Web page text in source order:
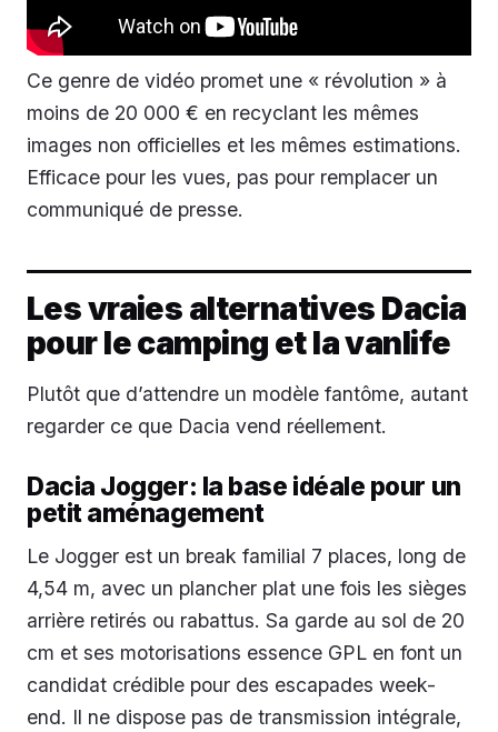
Ce genre de vidéo promet une « révolution » à
moins de 20 000 € en recyclant les mêmes
images non officielles et les mêmes estimations.
Efficace pour les vues, pas pour remplacer un
communiqué de presse.
Les vraies alternatives Dacia
pour le camping et la vanlife
Plutôt que d’attendre un modèle fantôme, autant
regarder ce que Dacia vend réellement.
Dacia Jogger: la base idéale pour un
petit aménagement
Le Jogger est un break familial 7 places, long de
4,54 m, avec un plancher plat une fois les sièges
arrière retirés ou rabattus. Sa garde au sol de 20
cm et ses motorisations essence GPL en font un
candidat crédible pour des escapades week-
end. Il ne dispose pas de transmission intégrale,